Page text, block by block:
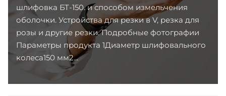
шлифовка БТ-150. и способом измельчения
оболочки. Устройства для резки в V, резка для
розы и другие резки. Подробные фотографии
Параметры продукта 1Диаметр шлифовального
колеса150 мм2...